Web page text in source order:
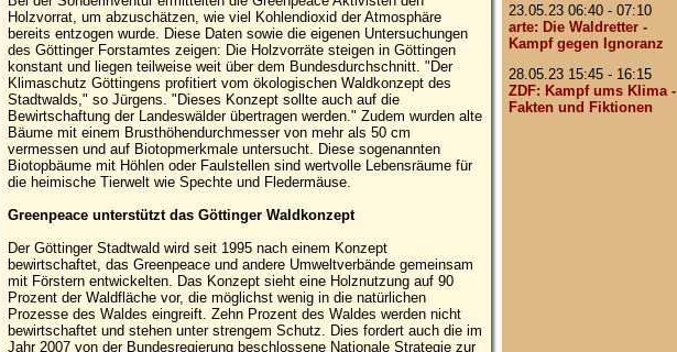
Holzvorrat, um abzuschätzen, wie viel Kohlendioxid der Atmosphäre
bereits entzogen wurde. Diese Daten sowie die eigenen Untersuchungen
des Göttinger Forstamtes zeigen: Die Holzvorräte steigen in Göttingen
konstant und liegen teilweise weit über dem Bundesdurchschnitt. "Der
Klimaschutz Göttingens profitiert vom ökologischen Waldkonzept des
Stadtwalds," so Jürgens. "Dieses Konzept sollte auch auf die
Bewirtschaftung der Landeswälder übertragen werden." Zudem wurden alte
Bäume mit einem Brusthöhendurchmesser von mehr als 50 cm
vermessen und auf Biotopmerkmale untersucht. Diese sogenannten
Biotopbäume mit Höhlen oder Faulstellen sind wertvolle Lebensräume für
die heimische Tierwelt wie Spechte und Fledermäuse.
Greenpeace unterstützt das Göttinger Waldkonzept
Der Göttinger Stadtwald wird seit 1995 nach einem Konzept
bewirtschaftet, das Greenpeace und andere Umweltverbände gemeinsam
mit Förstern entwickelten. Das Konzept sieht eine Holznutzung auf 90
Prozent der Waldfläche vor, die möglichst wenig in die natürlichen
Prozesse des Waldes eingreift. Zehn Prozent des Waldes werden nicht
bewirtschaftet und stehen unter strengem Schutz. Dies fordert auch die im
Jahr 2007 von der Bundesregierung beschlossene Nationale Strategie zur
23.05.23 06:40 - 07:10
arte: Die Waldretter -
Kampf gegen Ignoranz
28.05.23 15:45 - 16:15
ZDF: Kampf ums Klima -
Fakten und Fiktionen